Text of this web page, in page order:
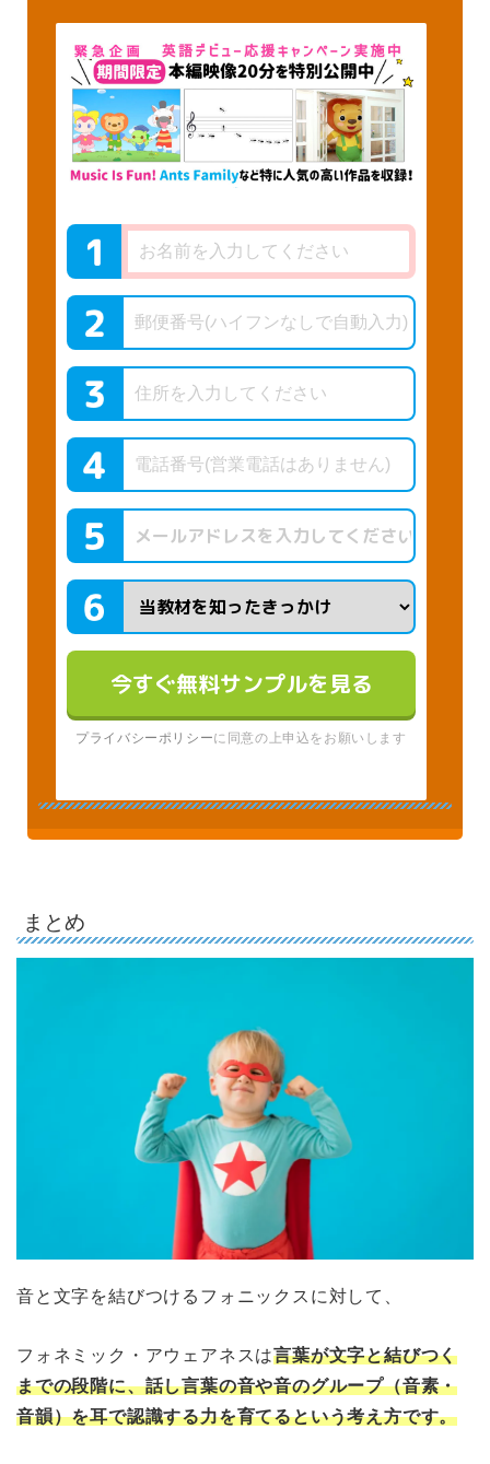
緊急企画 ステイホーム応援キャンペーン実施中 –
[期間限定] 本編映像20分を特別公開中
Music Is Fun!、Ants Family など
特に人気の高い内容の作品を収
録！
今すぐ無料サンプルを見る
プライバシーポリシーに同意の上申込をお願いします
まとめ
音と文字を結びつけるフォニックスに対して、
フォネミック・アウェアネスは言葉が文字と結びつく
までの段階に、話し言葉の音や音のグループ（音素・
音韻）を耳で認識する力を育てるという考え方です。